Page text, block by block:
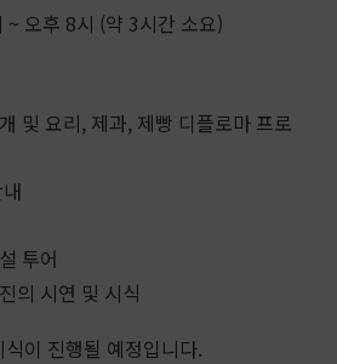
~ 오후 8시 (약 3시간 소요)
요리, 제과, 제빵 디플로마 프로
투어
시연 및 시식
이 진행될 예정입니다.